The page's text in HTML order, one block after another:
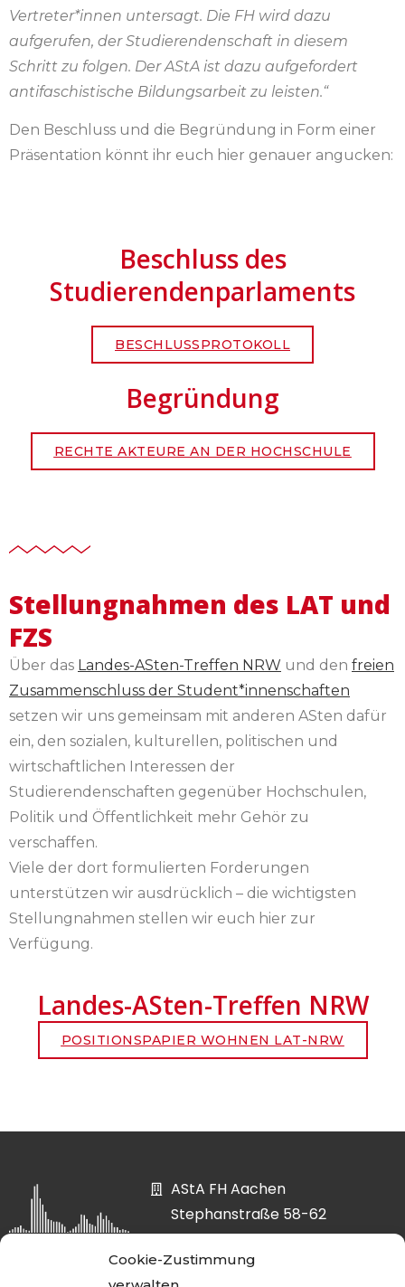
Cookie-Zustimmung
Vertreter*innen untersagt. Die FH wird dazu
aufgerufen, der Studierendenschaft in diesem
Schritt zu folgen. Der AStA ist dazu aufgefordert
antifaschistische Bildungsarbeit zu leisten.“
Den Beschluss und die Begründung in Form einer
Präsentation könnt ihr euch hier genauer angucken:
Beschluss des
Studierendenparlaments
BESCHLUSSPROTOKOLL
Begründung
RECHTE AKTEURE AN DER HOCHSCHULE
Stellungnahmen des LAT und
FZS
Über das Landes-ASten-Treffen NRW und den freien
Zusammenschluss der Student*innenschaften
setzen wir uns gemeinsam mit anderen ASten dafür
ein, den sozialen, kulturellen, politischen und
wirtschaftlichen Interessen der
Studierendenschaften gegenüber Hochschulen,
Politik und Öffentlichkeit mehr Gehör zu
verschaffen.
Viele der dort formulierten Forderungen
unterstützen wir ausdrücklich – die wichtigsten
Stellungnahmen stellen wir euch hier zur
Verfügung.
Landes-ASten-Treffen NRW
POSITIONSPAPIER WOHNEN LAT-NRW
AStA FH Aachen
Stephanstraße 58-62
52064 Aachen
asta@fh-aachen.org